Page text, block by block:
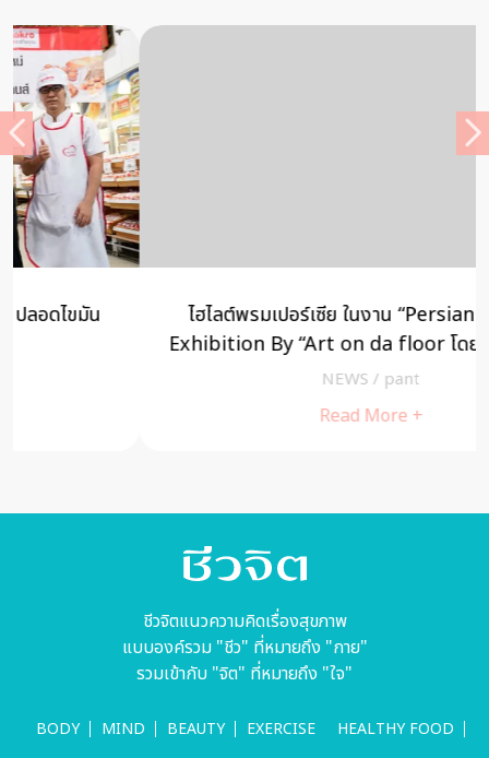
ไฮไลต์พรมเปอร์เซีย ในงาน “Persian Carpets
Exhibition By “Art on da floor โดย Art on da
floor คอมมูนิตี้เพื่อคนรักงานศิลปะ
ชีวจิตแนวความคิดเรื่องสุขภาพ
แบบองค์รวม "ชีว" ที่หมายถึง "กาย"
รวมเข้ากับ "จิต" ที่หมายถึง "ใจ"
BODY MIND BEAUTY EXERCISE HEALTHY FOOD